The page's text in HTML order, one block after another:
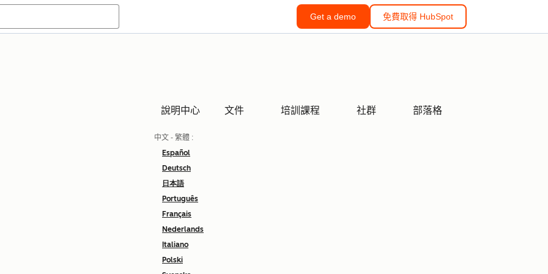
Get a demo 免費取得 HubSpot
說明中心 文件 培訓課程 社群 部落格
中文 - 繁體 :
Español
Deutsch
日本語
Português
Français
Nederlands
Italiano
Polski